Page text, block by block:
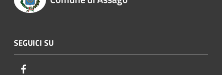
SEGUICI SU